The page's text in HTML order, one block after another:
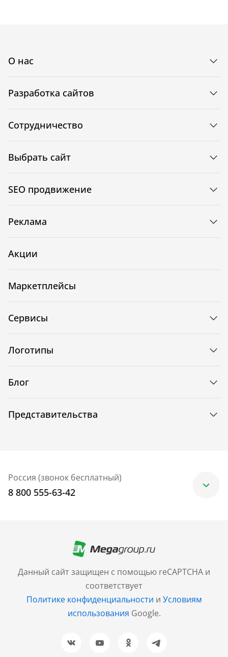
Данный сайт защищен с помощью reCAPTCHA и
соответствует
Политике конфиденциальности и Условиям
использования Google.
О нас
Разработка сайтов
Сотрудничество
Выбрать сайт
SEO продвижение
Реклама
Акции
Маркетплейсы
Сервисы
Логотипы
Блог
Представительства
Россия (звонок бесплатный)
8 800 555-63-42
+7 (499) 705-30-10
Санкт-Петербург
+7 (812) 600-77-33
Барнаул
+7 (961) 999-93-93
Новосибирск